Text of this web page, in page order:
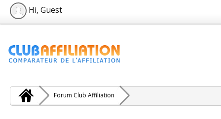
Hi, Guest
Forum Club Affiliation